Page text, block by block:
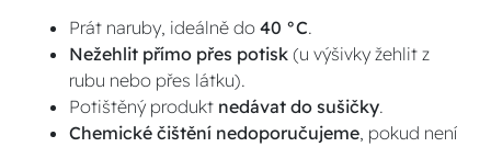
Prát naruby, ideálně do 40 °C.
Nežehlit přímo přes potisk (u výšivky žehlit z
rubu nebo přes látku).
Potištěný produkt nedávat do sušičky.
Chemické čištění nedoporučujeme, pokud není